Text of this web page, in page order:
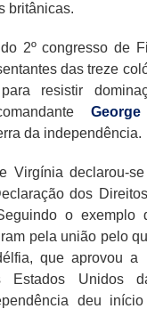
britânicas.
2º congresso de
das treze
resistir
da independência.
Virgínia declarou-se
dos
o exemplo
pela união pelo
que aprovou a
Estados Unidos
deu